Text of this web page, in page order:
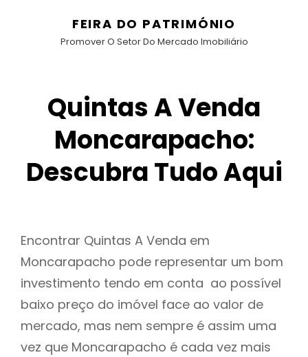
FEIRA DO PATRIMÓNIO
Promover O Setor Do Mercado Imobiliário
Quintas A Venda
Moncarapacho:
Descubra Tudo Aqui
Encontrar Quintas A Venda em
Moncarapacho pode representar um bom
investimento tendo em conta ao possível
baixo preço do imóvel face ao valor de
mercado, mas nem sempre é assim uma
vez que Moncarapacho é cada vez mais